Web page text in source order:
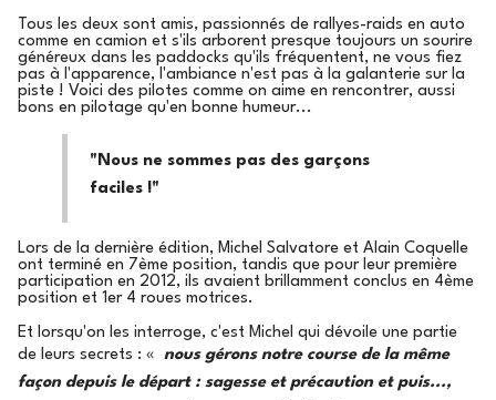
Tous les deux sont amis, passionnés de rallyes-raids en auto
comme en camion et s'ils arborent presque toujours un sourire
généreux dans les paddocks qu'ils fréquentent, ne vous fiez
pas à l'apparence, l'ambiance n'est pas à la galanterie sur la
piste ! Voici des pilotes comme on aime en rencontrer, aussi
bons en pilotage qu'en bonne humeur...
"Nous ne sommes pas des garçons
faciles !"
Lors de la dernière édition, Michel Salvatore et Alain Coquelle
ont terminé en 7ème position, tandis que pour leur première
participation en 2012, ils avaient brillamment conclus en 4ème
position et 1er 4 roues motrices.
Et lorsqu'on les interroge, c'est Michel qui dévoile une partie
de leurs secrets : « nous gérons notre course de la même
façon depuis le départ : sagesse et précaution et puis...,